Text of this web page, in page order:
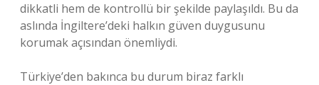
dikkatli hem de kontrollü bir şekilde paylaşıldı. Bu da
aslında İngiltere’deki halkın güven duygusunu
korumak açısından önemliydi.
Türkiye’den bakınca bu durum biraz farklı